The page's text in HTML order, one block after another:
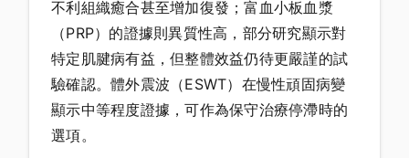
不利組織癒合甚至增加復發；富血小板血漿
（PRP）的證據則異質性高，部分研究顯示對
特定肌腱病有益，但整體效益仍待更嚴謹的試
驗確認。體外震波（ESWT）在慢性頑固病變
顯示中等程度證據，可作為保守治療停滯時的
選項。